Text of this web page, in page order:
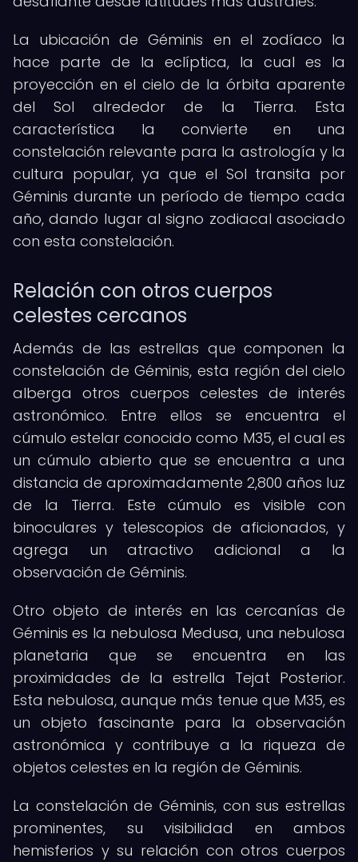
La ubicación de Géminis en el zodíaco la
hace parte de la eclíptica, la cual es la
proyección en el cielo de la órbita aparente
del Sol alrededor de la Tierra. Esta
característica la convierte en una
constelación relevante para la astrología y la
cultura popular, ya que el Sol transita por
Géminis durante un período de tiempo cada
año, dando lugar al signo zodiacal asociado
con esta constelación.
Relación con otros cuerpos
celestes cercanos
Además de las estrellas que componen la
constelación de Géminis, esta región del cielo
alberga otros cuerpos celestes de interés
astronómico. Entre ellos se encuentra el
cúmulo estelar conocido como M35, el cual es
un cúmulo abierto que se encuentra a una
distancia de aproximadamente 2,800 años luz
de la Tierra. Este cúmulo es visible con
binoculares y telescopios de aficionados, y
agrega un atractivo adicional a la
observación de Géminis.
Otro objeto de interés en las cercanías de
Géminis es la nebulosa Medusa, una nebulosa
planetaria que se encuentra en las
proximidades de la estrella Tejat Posterior.
Esta nebulosa, aunque más tenue que M35, es
un objeto fascinante para la observación
astronómica y contribuye a la riqueza de
objetos celestes en la región de Géminis.
La constelación de Géminis, con sus estrellas
prominentes, su visibilidad en ambos
hemisferios y su relación con otros cuerpos